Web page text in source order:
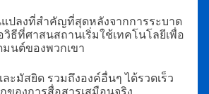
ปลงที่สำคัญที่สุดหลังจากการระบาด
ธีที่ศาสนสถานเริ่มใช้เทคโนโลยีเพื่อ
นต์ของพวกเขา
ะมัสยิด รวมถึงองค์อื่นๆ ได้รวดเร็ว